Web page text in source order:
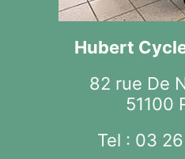
Hubert
82 rue De
51100
Tel : 03